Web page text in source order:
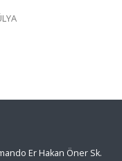
Er Hakan Öner Sk.